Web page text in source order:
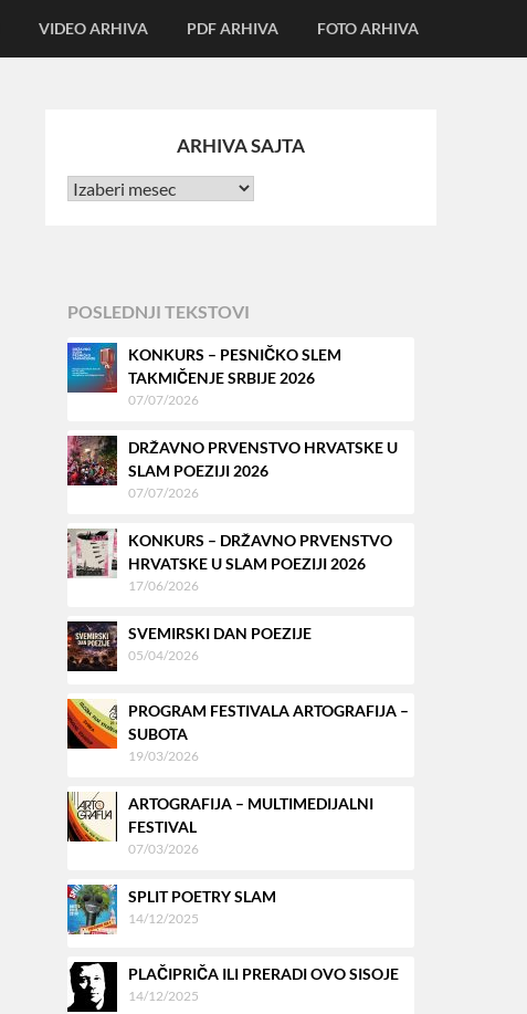
VIDEO ARHIVA PDF ARHIVA FOTO ARHIVA
ARHIVA SAJTA
POSLEDNJI TEKSTOVI
KONKURS – PESNIČKO SLEM
TAKMIČENJE SRBIJE 2026
07/07/2026
DRŽAVNO PRVENSTVO HRVATSKE U
SLAM POEZIJI 2026
07/07/2026
KONKURS – DRŽAVNO PRVENSTVO
HRVATSKE U SLAM POEZIJI 2026
17/06/2026
SVEMIRSKI DAN POEZIJE
05/04/2026
PROGRAM FESTIVALA ARTOGRAFIJA –
SUBOTA
19/03/2026
ARTOGRAFIJA – MULTIMEDIJALNI
FESTIVAL
07/03/2026
SPLIT POETRY SLAM
14/12/2025
PLAČIPRIČA ILI PRERADI OVO SISOJE
14/12/2025